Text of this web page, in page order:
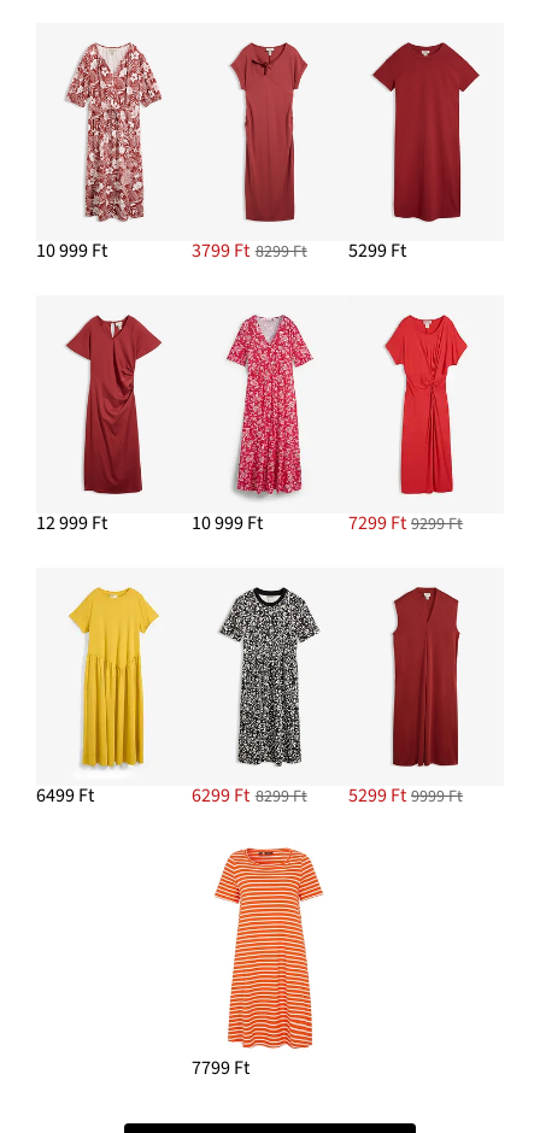
10 999 Ft 3799 Ft 8299 Ft 5299 Ft
12 999 Ft 10 999 Ft 7299 Ft 9299 Ft
6499 Ft 6299 Ft 8299 Ft 5299 Ft 9999 Ft
7799 Ft